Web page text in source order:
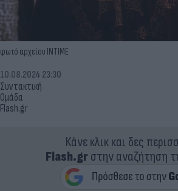
φωτό αρχείου INTIME
Συντακτική
Ομάδα
Flash.gr
10.08.2024 23:30
Κάνε κλικ και δες
Flash.grστην αναζήτηση